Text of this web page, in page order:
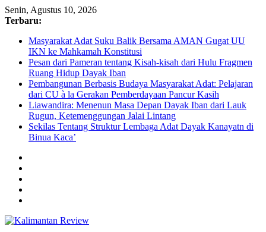
Senin, Agustus 10, 2026
Terbaru:
Masyarakat Adat Suku Balik Bersama AMAN Gugat UU
IKN ke Mahkamah Konstitusi
Pesan dari Pameran tentang Kisah-kisah dari Hulu Fragmen
Ruang Hidup Dayak Iban
Pembangunan Berbasis Budaya Masyarakat Adat: Pelajaran
dari CU à la Gerakan Pemberdayaan Pancur Kasih
Liawandira: Menenun Masa Depan Dayak Iban dari Lauk
Rugun, Ketemenggungan Jalai Lintang
Sekilas Tentang Struktur Lembaga Adat Dayak Kanayatn di
Binua Kaca’